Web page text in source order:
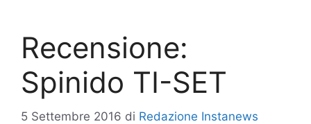
Recensione:
Spinido TI-SET
5 Settembre 2016 di Redazione Instanews